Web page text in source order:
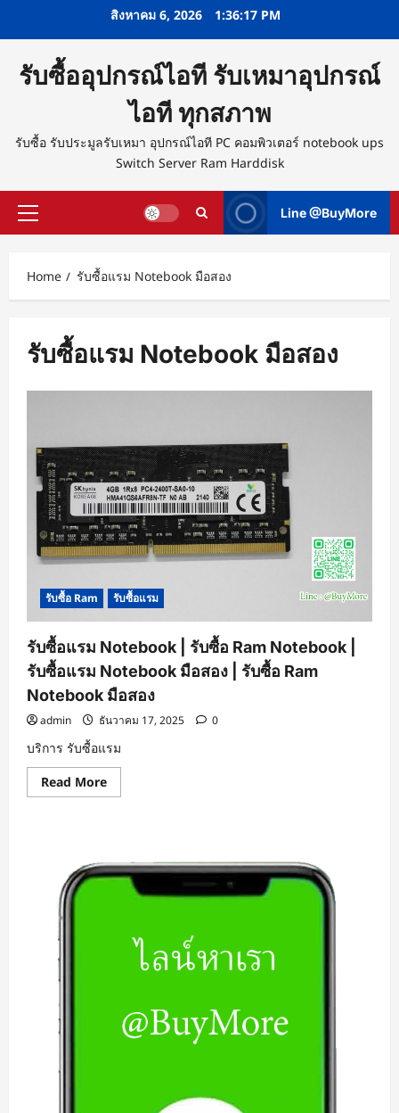
สิงหาคม 6, 2026 1:36:17 PM
รับซื้ออุปกรณ์ไอที รับเหมาอุปกรณ์
ไอที ทุกสภาพ
รับซื้อ รับประมูลรับเหมา อุปกรณ์ไอที PC คอมพิวเตอร์ notebook ups
Switch Server Ram Harddisk
Primary
Line @BuyMore
Home รับซื้อแรม Notebook มือสอง
รับซื้อแรม Notebook มือสอง
รับซื้อ Ram รับซื้อแรม
รับซื้อแรม Notebook | รับซื้อ Ram Notebook |
รับซื้อแรม Notebook มือสอง | รับซื้อ Ram
Notebook มือสอง
admin ธันวาคม 17, 2025 0
บริการ รับซื้อแรม
Read MoreRead
more
|
รับ